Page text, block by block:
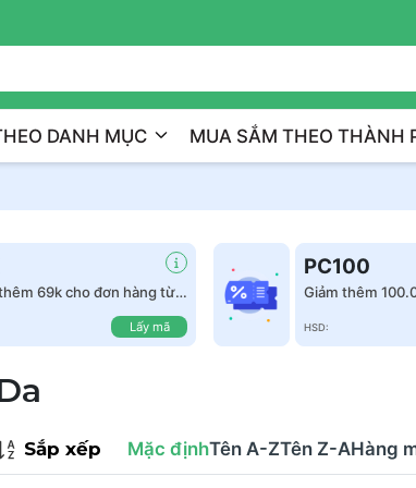
DANH MỤC MUA SẮM THEO THÀNH
69k cho đơn hàng từ
Lấy mã
PC100
Giảm thêm
HSD:
Sắp xếp Mặc địnhTên A-ZTên Z-AHàng